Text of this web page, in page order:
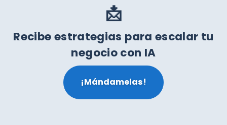
📩
Recibe estrategias para escalar tu
negocio con IA
¡Mándamelas!